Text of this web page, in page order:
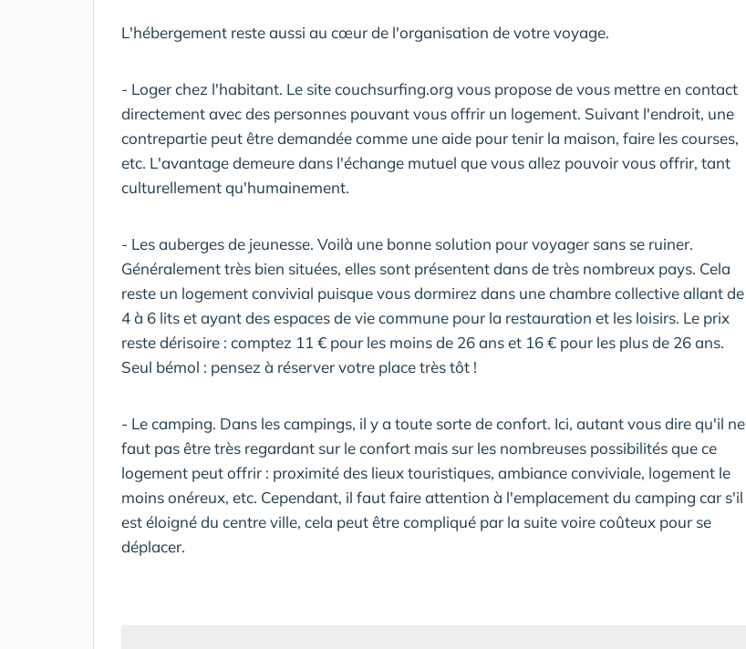
L'hébergement reste aussi au cœur de l'organisation de votre voyage.
- Loger chez l'habitant. Le site couchsurfing.org vous propose de vous mettre en contact
directement avec des personnes pouvant vous offrir un logement. Suivant l'endroit, une
contrepartie peut être demandée comme une aide pour tenir la maison, faire les courses,
etc. L'avantage demeure dans l'échange mutuel que vous allez pouvoir vous offrir, tant
culturellement qu'humainement.
- Les auberges de jeunesse. Voilà une bonne solution pour voyager sans se ruiner.
Généralement très bien situées, elles sont présentent dans de très nombreux pays. Cela
reste un logement convivial puisque vous dormirez dans une chambre collective allant de
4 à 6 lits et ayant des espaces de vie commune pour la restauration et les loisirs. Le prix
reste dérisoire : comptez 11 € pour les moins de 26 ans et 16 € pour les plus de 26 ans.
Seul bémol : pensez à réserver votre place très tôt !
- Le camping. Dans les campings, il y a toute sorte de confort. Ici, autant vous dire qu'il ne
faut pas être très regardant sur le confort mais sur les nombreuses possibilités que ce
logement peut offrir : proximité des lieux touristiques, ambiance conviviale, logement le
moins onéreux, etc. Cependant, il faut faire attention à l'emplacement du camping car s'il
est éloigné du centre ville, cela peut être compliqué par la suite voire coûteux pour se
déplacer.